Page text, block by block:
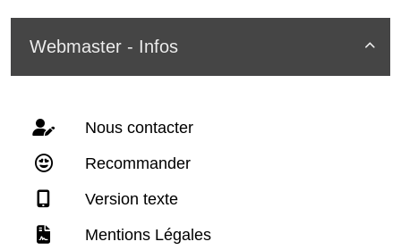

Webmaster - Infos
Nous contacter
Recommander
Version texte
Mentions Légales